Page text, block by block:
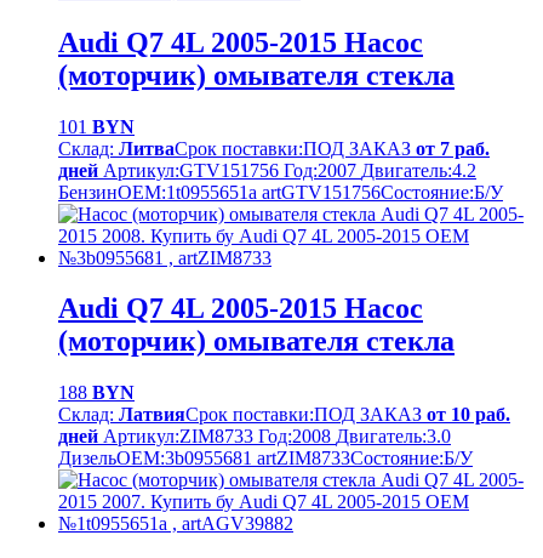
Audi Q7 4L 2005-2015 Насос
(моторчик) омывателя стекла
101 BYN
Склад: ЛитваСрок поставки:ПОД ЗАКАЗ от 7 раб.
дней Артикул:GTV151756 Год:2007 Двигатель:4.2
БензинOEM:1t0955651a artGTV151756Cостояние:Б/У
Audi Q7 4L 2005-2015 Насос
(моторчик) омывателя стекла
188 BYN
Склад: ЛатвияСрок поставки:ПОД ЗАКАЗ от 10 раб.
дней Артикул:ZIM8733 Год:2008 Двигатель:3.0
ДизельOEM:3b0955681 artZIM8733Cостояние:Б/У